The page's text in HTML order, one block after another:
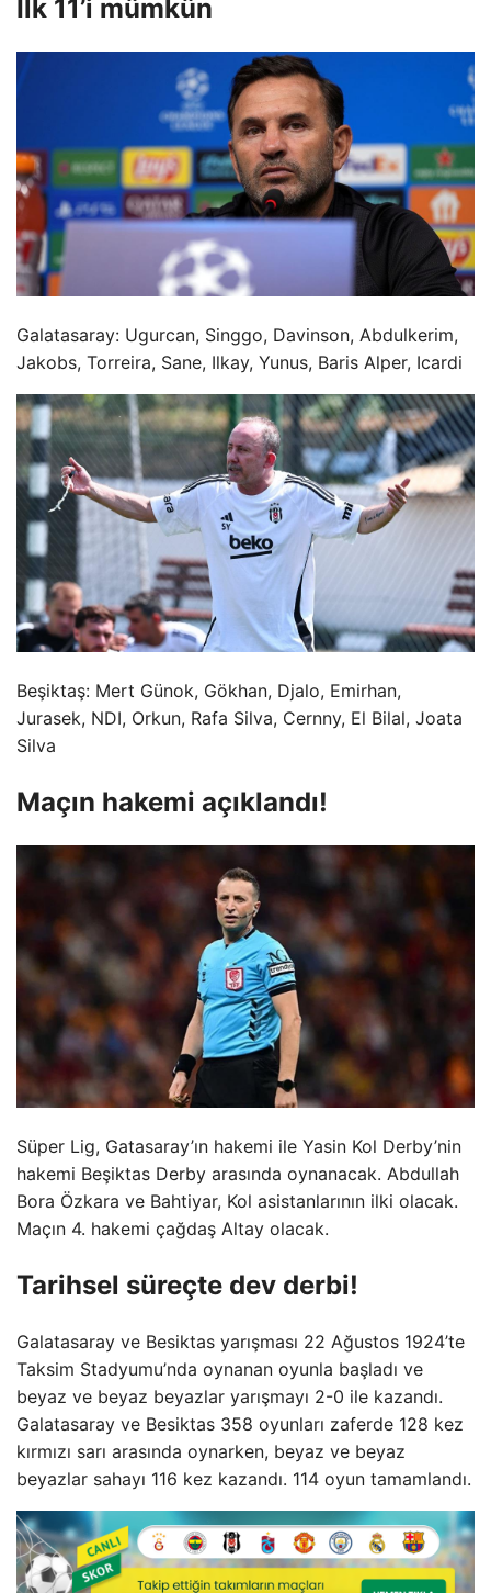
İlk 11’i mümkün
Galatasaray: Ugurcan, Singgo, Davinson, Abdulkerim,
Jakobs, Torreira, Sane, Ilkay, Yunus, Baris Alper, Icardi
Beşiktaş: Mert Günok, Gökhan, Djalo, Emirhan,
Jurasek, NDI, Orkun, Rafa Silva, Cernny, El Bilal, Joata
Silva
Maçın hakemi açıklandı!
Süper Lig, Gatasaray’ın hakemi ile Yasin Kol Derby’nin
hakemi Beşiktas Derby arasında oynanacak. Abdullah
Bora Özkara ve Bahtiyar, Kol asistanlarının ilki olacak.
Maçın 4. hakemi çağdaş Altay olacak.
Tarihsel süreçte dev derbi!
Galatasaray ve Besiktas yarışması 22 Ağustos 1924’te
Taksim Stadyumu’nda oynanan oyunla başladı ve
beyaz ve beyaz beyazlar yarışmayı 2-0 ile kazandı.
Galatasaray ve Besiktas 358 oyunları zaferde 128 kez
kırmızı sarı arasında oynarken, beyaz ve beyaz
beyazlar sahayı 116 kez kazandı. 114 oyun tamamlandı.